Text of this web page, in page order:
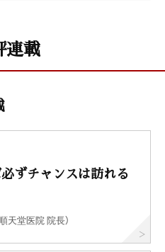
連載
ずチャンスは訪れる
天堂医院 院長）